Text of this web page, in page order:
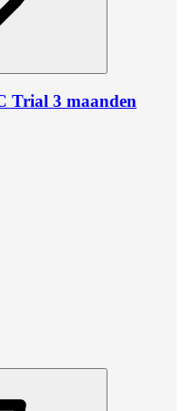
Trial 3 maanden